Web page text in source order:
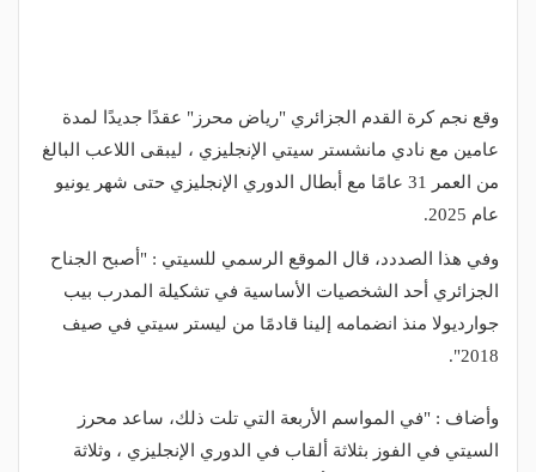
وقع نجم كرة القدم الجزائري "رياض محرز" عقدًا جديدًا لمدة
عامين مع نادي مانشستر سيتي الإنجليزي ، ليبقى اللاعب البالغ
من العمر 31 عامًا مع أبطال الدوري الإنجليزي حتى شهر يونيو
عام 2025.
وفي هذا الصددد، قال الموقع الرسمي للسيتي : "أصبح الجناح
الجزائري أحد الشخصيات الأساسية في تشكيلة المدرب بيب
جوارديولا منذ انضمامه إلينا قادمًا من ليستر سيتي في صيف
2018".
وأضاف : "في المواسم الأربعة التي تلت ذلك، ساعد محرز
السيتي في الفوز بثلاثة ألقاب في الدوري الإنجليزي ، وثلاثة